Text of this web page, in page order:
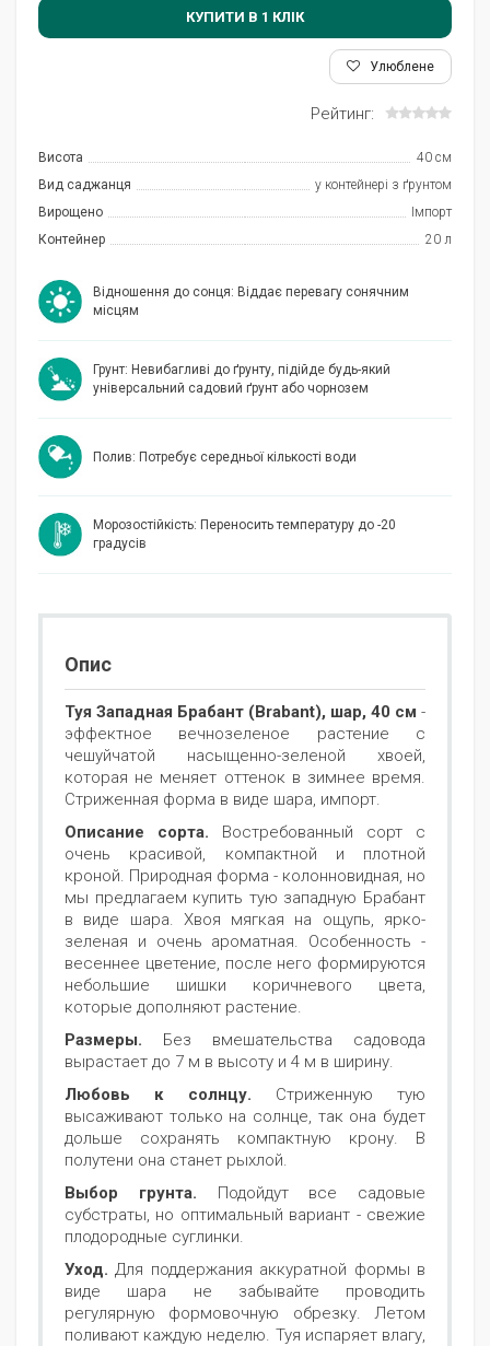
КУПИТИ В 1 КЛIК
Улюблене
Рейтинг:
Висота
40 см
Вид саджанця
у контейнері з ґрунтом
Вирощено
Імпорт
Контейнер
20 л
Відношення до сонця: Віддає перевагу сонячним
місцям
Грунт: Невибагливі до ґрунту, підійде будь-який
універсальний садовий ґрунт або чорнозем
Полив: Потребує середньої кількості води
Морозостійкість: Переносить температуру до -20
градусів
Опис
Туя Западная Брабант (Brabant), шар, 40 см -
эффектное вечнозеленое растение с
чешуйчатой насыщенно-зеленой хвоей,
которая не меняет оттенок в зимнее время.
Стриженная форма в виде шара, импорт.
Описание сорта. Востребованный сорт с
очень красивой, компактной и плотной
кроной. Природная форма - колонновидная, но
мы предлагаем купить тую западную Брабант
в виде шара. Хвоя мягкая на ощупь, ярко-
зеленая и очень ароматная. Особенность -
весеннее цветение, после него формируются
небольшие шишки коричневого цвета,
которые дополняют растение.
Размеры. Без вмешательства садовода
вырастает до 7 м в высоту и 4 м в ширину.
Любовь к солнцу. Стриженную тую
высаживают только на солнце, так она будет
дольше сохранять компактную крону. В
полутени она станет рыхлой.
Выбор грунта. Подойдут все садовые
субстраты, но оптимальный вариант - свежие
плодородные суглинки.
Уход.Для поддержания аккуратной формы в
виде шара не забывайте проводить
регулярную формовочную обрезку. Летом
поливают каждую неделю. Туя испаряет влагу,